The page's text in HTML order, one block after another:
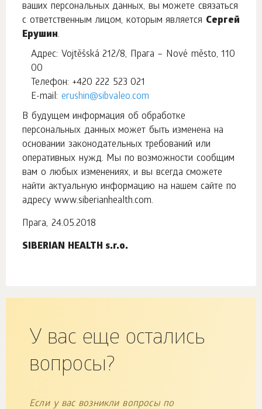
ваших персональных данных, вы можете связаться
с ответственным лицом, которым является Сергей
Ерушин.
Адрес: Vojtěšská 212/8, Прага – Nové město, 110
00
Телефон: +420 222 523 021
E-mail: erushin@sibvaleo.com
В будущем информация об обработке
персональных данных может быть изменена на
основании законодательных требований или
оперативных нужд. Мы по возможности сообщим
вам о любых изменениях, и вы всегда сможете
найти актуальную информацию на нашем сайте по
адресу www.siberianhealth.com.
Прага, 24.05.2018
SIBERIAN HEALTH s.r.o.
У вас еще остались
вопросы?
Если у вас возникли вопросы по